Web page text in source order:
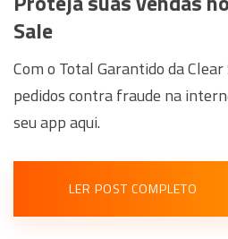
Sale
Com o Total Garantido da
pedidos contra fraude na
seu app aqui.
LER POST COMPLETO